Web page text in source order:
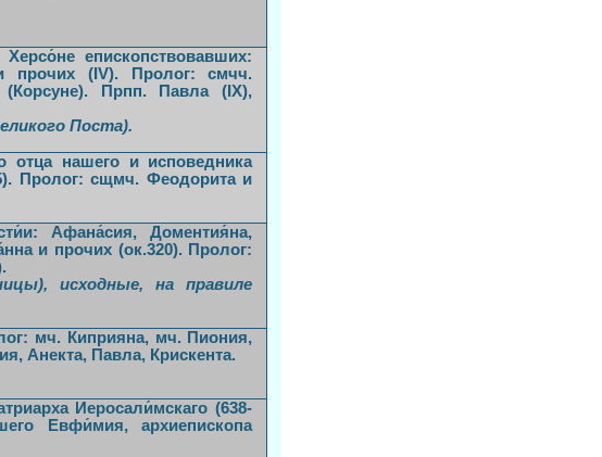
епископствовавших:
прочих (IV). Пролог: смчч.
Прпп. Павла (IX),
Поста).
отца нашего и исповедника
Пролог: сщмч. Феодорита и
Афана́сия, Доментия́на,
и прочих (ок.320). Пролог:
исходные, на правиле
мч. Киприяна, мч. Пиония,
Анекта, Павла, Крискента.
Иеросали́мскаго (638-
Евфи́мия, архиепископа